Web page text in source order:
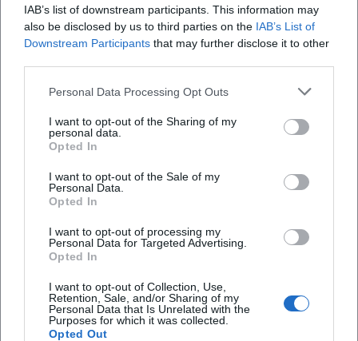
IAB’s list of downstream participants. This information may
also be disclosed by us to third parties on the IAB’s List of
Downstream Participants that may further disclose it to other
Personal Data Processing Opt Outs
I want to opt-out of the Sharing of my
personal data.
Opted In
I want to opt-out of the Sale of my
Personal Data.
Opted In
I want to opt-out of processing my
Personal Data for Targeted Advertising.
Opted In
I want to opt-out of Collection, Use,
Retention, Sale, and/or Sharing of my
Personal Data that Is Unrelated with the
Purposes for which it was collected.
Opted Out
Häufig gestellte Fragen
Wann beginnt das Konzert und wie lange dauert
Wo findet das Konzert statt